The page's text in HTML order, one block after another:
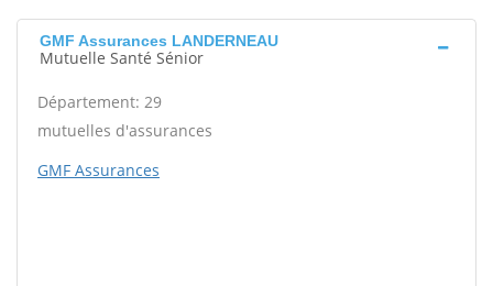
GMF Assurances LANDERNEAU
Mutuelle Santé Sénior
Département: 29
mutuelles d'assurances
GMF Assurances